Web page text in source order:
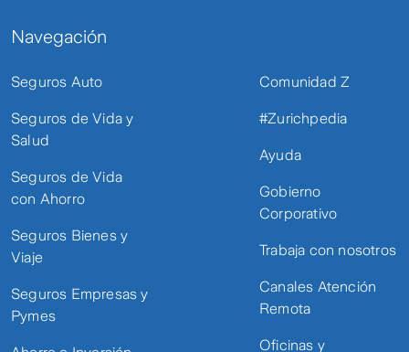
Navegación
Seguros Auto
Seguros de Vida y
Salud
Seguros de Vida
con Ahorro
Seguros Bienes y
Viaje
Seguros Empresas y
Pymes
Comunidad Z
#Zurichpedia
Ayuda
Gobierno
Corporativo
Trabaja con nosotros
Canales Atención
Remota
Oficinas y